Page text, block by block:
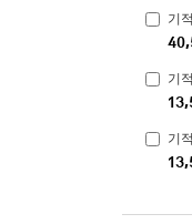
기
기
기